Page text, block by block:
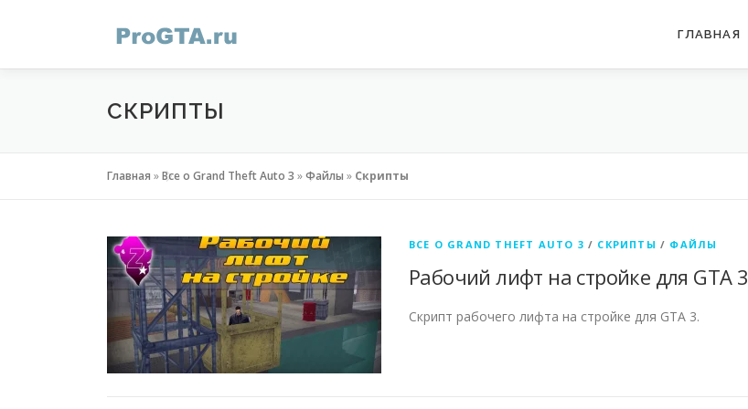
ГЛАВНАЯ
СКРИПТЫ
Главная »Все о Grand Theft Auto 3 »Файлы » Скрипты
ВСЕ О GRAND THEFT AUTO 3 / СКРИПТЫ / ФАЙЛЫ
Рабочий лифт на стройке для GTA 3
Скрипт рабочего лифта на стройке для GTA 3.